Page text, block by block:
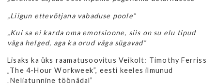
„Liigun ettevõtjana vabaduse poole”
„Kui sa ei karda oma emotsioone, siis on su elu tipud
väga helged, aga ka orud väga sügavad”
Lisaks ka üks raamatusoovitus Veikolt: Timothy Ferriss
„The 4-Hour Workweek”, eesti keeles ilmunud
„Neljatunnine töönädal”